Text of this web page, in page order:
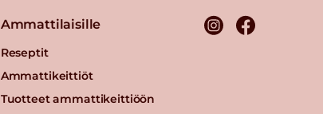
Ammattilaisille
Reseptit
Ammattikeittiöt
Tuotteet ammattikeittiöön